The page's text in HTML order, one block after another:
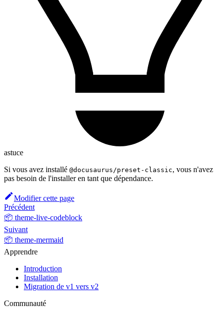
astuce
Si vous avez installé @docusaurus/preset-classic, vous n'avez
pas besoin de l'installer en tant que dépendance.
Modifier cette page
Précédent
📦 theme-live-codeblock
Suivant
📦 theme-mermaid
Apprendre
Introduction
Installation
Migration de v1 vers v2
Communauté